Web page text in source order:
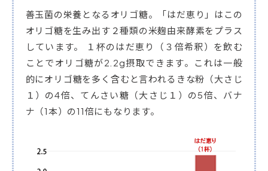
善玉菌の栄養となるオリゴ糖。「はだ恵り」はこの
オリゴ糖を生み出す２種類の米麹由来酵素をプラス
しています。 １杯のはだ恵り（３倍希釈）を飲む
ことでオリゴ糖が2.2g摂取できます。これは一般
的にオリゴ糖を多く含むと言われるきな粉（大さじ
１）の4倍、てんさい糖（大さじ１）の5倍、バナ
ナ（1本）の11倍にもなります。